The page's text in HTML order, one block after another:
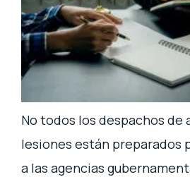
No todos los despachos de
lesiones están preparados
a las agencias